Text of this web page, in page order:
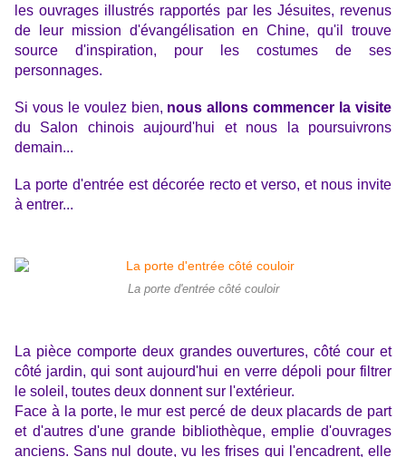
les ouvrages illustrés rapportés par les Jésuites, revenus
de leur mission d'évangélisation en Chine, qu'il trouve
source d'inspiration, pour les costumes de ses
personnages.
Si vous le voulez bien, nous allons commencer la visite
du Salon chinois aujourd'hui et nous la poursuivrons
demain...
La porte d'entrée est décorée recto et verso, et nous invite
à entrer...
La porte d'entrée côté couloir
La pièce comporte deux grandes ouvertures, côté cour et
côté jardin, qui sont aujourd'hui en verre dépoli pour filtrer
le soleil, toutes deux donnent sur l'extérieur.
Face à la porte, le mur est percé de deux placards de part
et d'autres d'une grande bibliothèque, emplie d'ouvrages
anciens. Sans nul doute, vu les frises qui l'encadrent, elle